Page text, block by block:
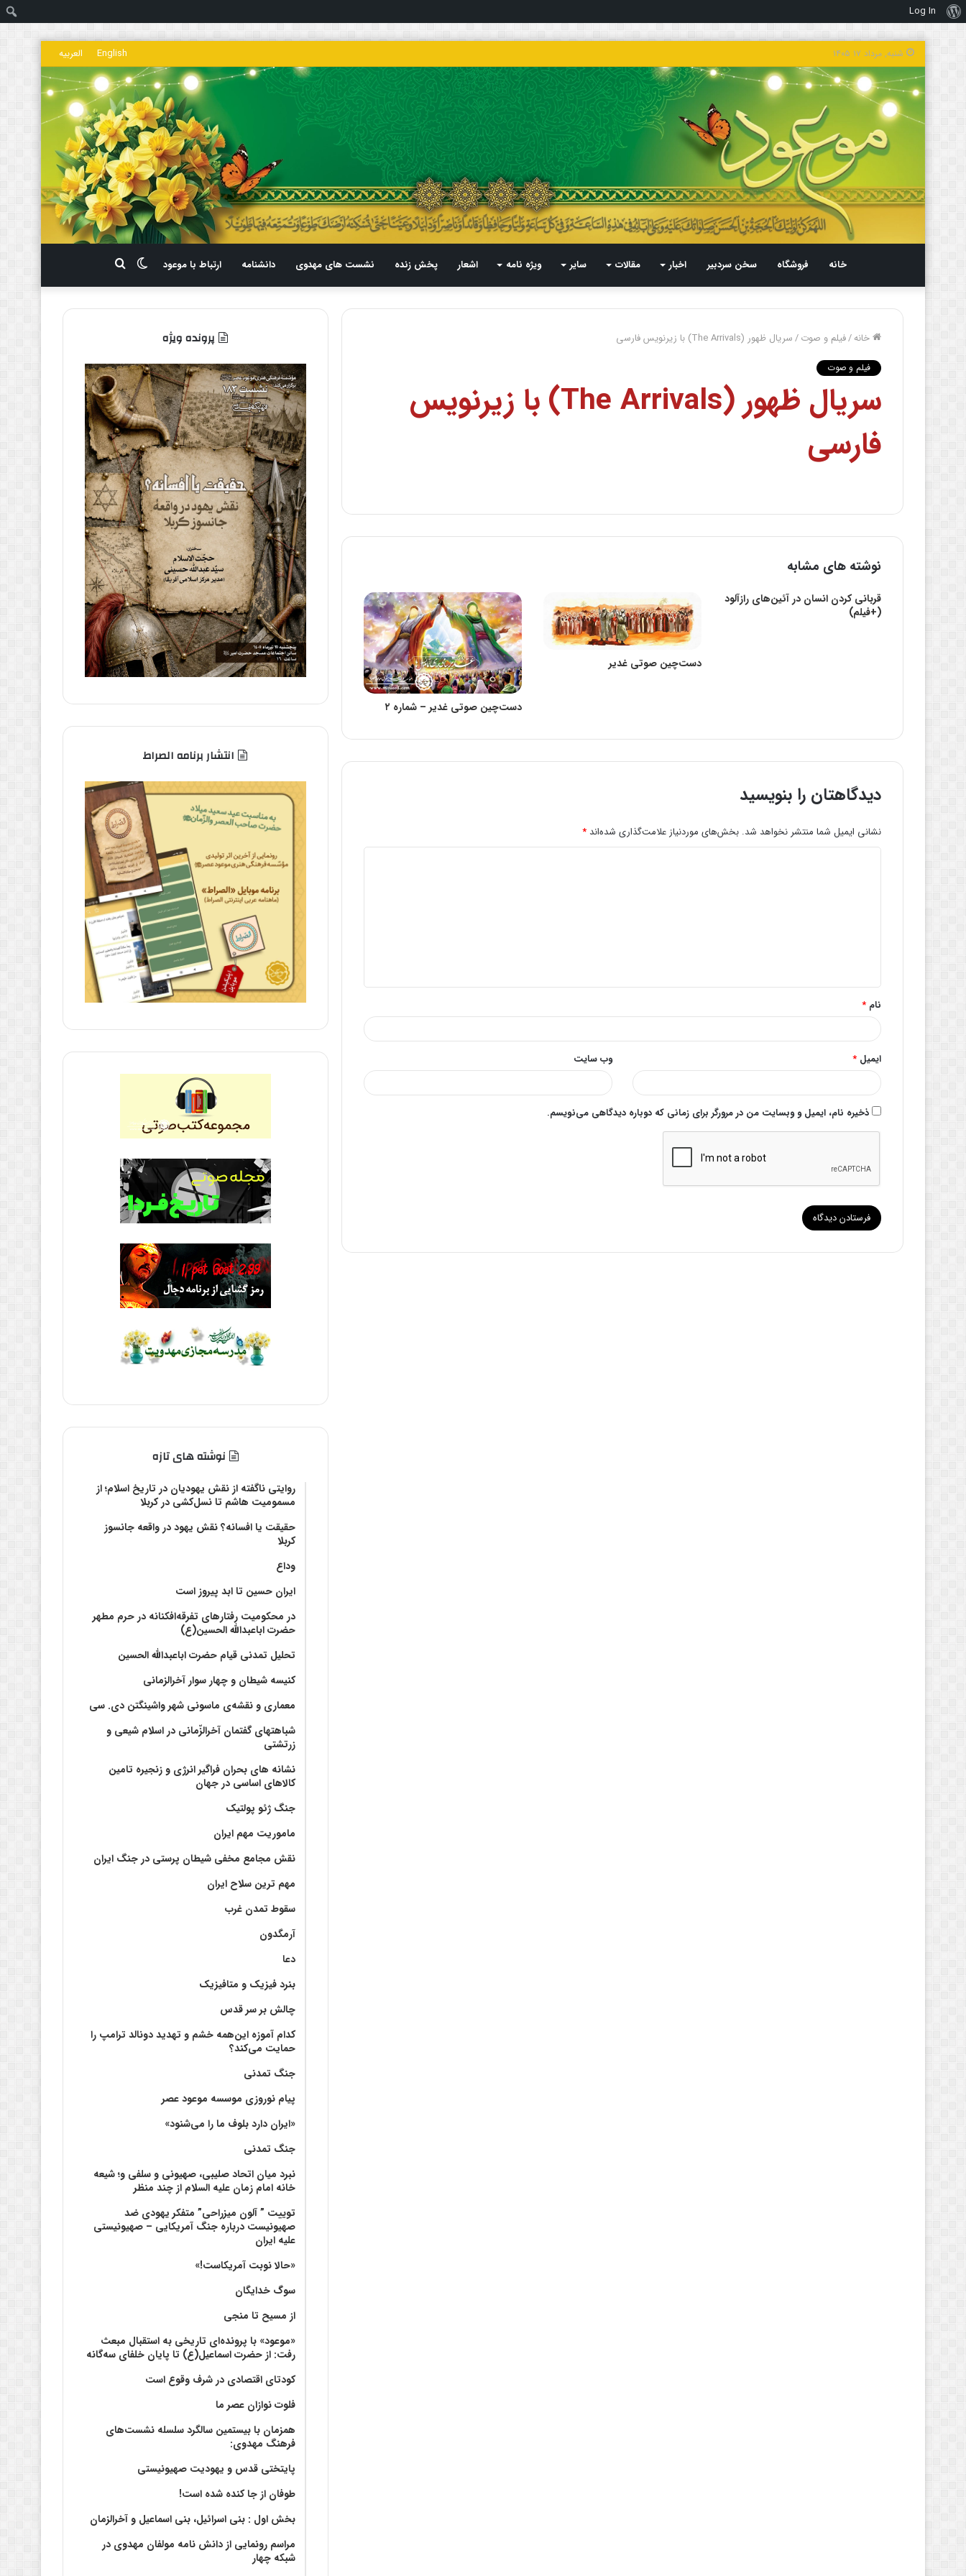
درباره
وردپرس
Log In
شنبه, مرداد ۱۷ ۱۴۰۵ English العربیه
خانه فروشگاه سخن سردبیر اخبار مقالات سایر ویژه نامه اشعار پخش زنده نشست های مهدوی دانشنامه ارتباط با موعود
برای
تغییر
پوسته
خانه/فیلم و صوت/سریال ظهور (The Arrivals) با زیرنویس فارسی
فیلم و صوت
سریال ظهور (The Arrivals) با زیرنویس
فارسی
نوشته های مشابه
قربانی کردن انسان در آئین‌های رازآلود
(+فیلم)
دست‌چین صوتی غدیر
دست‌چین صوتی غدیر – شماره ۲
دیدگاهتان را بنویسید
نشانی ایمیل شما منتشر نخواهد شد. بخش‌های موردنیاز علامت‌گذاری شده‌اند *
*
نام *
ایمیل * وب‌ سایت
ذخیره نام، ایمیل و وبسایت من در مرورگر برای زمانی که دوباره دیدگاهی می‌نویسم.
پرونده ویژه
انتشار برنامه الصراط
نوشته های تازه
روایتی ناگفته از نقش یهودیان در تاریخ اسلام؛ از
مسمومیت هاشم تا نسل‌کشی در کربلا
حقیقت یا افسانه؟‌ نقش یهود در واقعه جانسوز
کربلا
وداع
ایران حسین تا ابد پیروز است
در محکومیت رفتارهای تفرقه‌افکنانه در حرم مطهر
حضرت اباعبدالله الحسین(ع)
تحلیل تمدنی قیام حضرت اباعبدالله الحسین
کنیسه شیطان و چهار سوار آخرالزمانی
معماری و نقشه‌ی ماسونی شهر واشينگتن دی. سی
شباهتهای گفتمان آخر‌الزّمانی در اسلام شیعی و
زرتشتی
نشانه های بحران فراگیر انرژی و زنجیره تامین
کالاهای اساسی در جهان
جنگ ژئو پولتیک
ماموریت مهم ایران
نقش مجامع مخفی شیطان پرستی در جنگ ایران
مهم ترین سلاح ایران
سقوط تمدن غرب
آرمگدون
دعا
بنرد فیزیک و متافیزیک
چالش بر سر قدس
کدام آموزه این‌همه خشم و تهدید دونالد ترامپ را
حمایت می‌کند؟
جنگ تمدنی
پیام نوروزی موسسه موعود عصر
«ایران دارد بلوف ما را می‌شنود»
جنگ تمدنی
نبرد میان اتحاد صلیبی، صهیونی و سلفی و؛ شیعه
خانه امام زمان علیه السلام از چند منظر
توییت ” آلون میزراحی” متفکر یهودی ضد
صهیونیست درباره جنگ آمریکایی – صهیونیستی
علیه ایران
«حالا نوبت آمریکاست!»
سوگ خدایگان
از مسیح تا منجی
«موعود» با پرونده‌ای تاریخی به استقبال مبعث
رفت: از حضرت اسماعیل(ع) تا پایان خلفای سه‌گانه
کودتای اقتصادی در شرف وقوع است
فلوت نوازان عصر ما
همزمان با بیستمین سالگرد سلسله نشست‌های
فرهنگ مهدوی:‌
پایتختی قدس و یهودیت صهیونیستی
طوفان از جا کنده شده است!
بخش اول : بنی اسرائیل، بنی اسماعیل و آخرالزمان
مراسم رونمایی از دانش نامه مولفان مهدوی در
شبکه چهار